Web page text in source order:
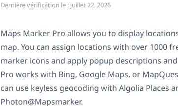
Dernière vérification le : juillet 22, 2026
Maps Marker Pro allows you to display
map. You can assign locations with over 1000
marker icons and apply popup descriptions
Pro works with Bing, Google Maps, or
can use keyless geocoding with Algolia Places
Photon@Mapsmarker.